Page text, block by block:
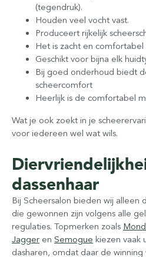
(tegendruk).
Houden veel vocht vast.
Produceert rijkelijk
Het is zacht en
Geschikt voor bijna elk
Bij goed onderhoud biedt
scheercomfort
Heerlijk is de comfortabel
Wat je ook zoekt in je
voor iedereen wel wat wils.
dassenhaar
Bij Scheersalon bieden wij alleen
die gewonnen zijn volgens alle
regulaties. Topmerken zoals
Jagger en Semogue kiezen vaak
dasharen, omdat daar de winning